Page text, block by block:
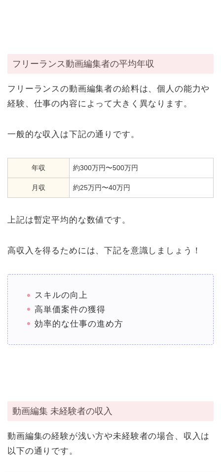
フリーランス動画編集者の平均年収
フリーランスの動画編集者の給料は、個人の能力や
経験、仕事の内容によって大きく異なります。
一般的な収入は下記の通りです。
年収 約300万円〜500万円
月収 約25万円〜40万円
上記は暫定平均的な数値です。
高収入を得るためには、下記を意識しましょう！
スキルの向上
高単価案件の獲得
効率的な仕事の進め方
動画編集 未経験者の収入
動画編集の経験が浅い方や未経験者の場合、収入は
以下の通りです。